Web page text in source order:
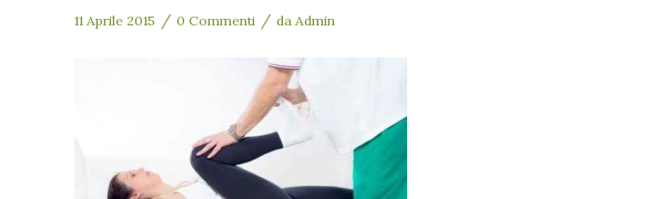
11 Aprile 2015 / 0 Commenti / da Admin